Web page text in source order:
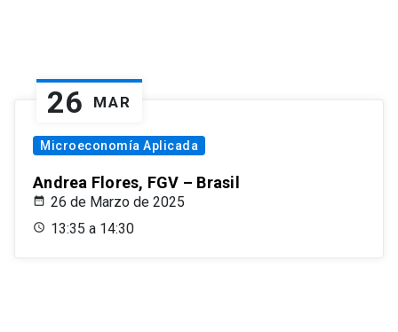
26 MAR
Microeconomía Aplicada
Andrea Flores, FGV – Brasil
26 de Marzo de 2025
13:35 a 14:30